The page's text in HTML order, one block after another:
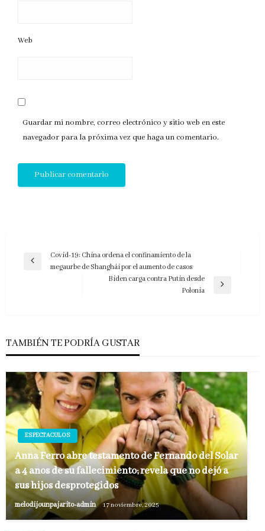
Web
Guardar mi nombre, correo electrónico y sitio web en este
navegador para la próxima vez que haga un comentario.
Navegación
Covid-19: China ordena el confinamiento de la
megaurbe de Shanghái por el aumento de casos
Biden carga contra Putin desde
Polonia
TAMBIÉN TE PODRÍA GUSTAR
ESPECTACULOS
Anna Ferro abre testamento de Fernando del Solar
a 4 años de su fallecimiento; revela que no dejó a
sus hijos desprotegidos
melodijounpajarito-admin 17 noviembre, 2025